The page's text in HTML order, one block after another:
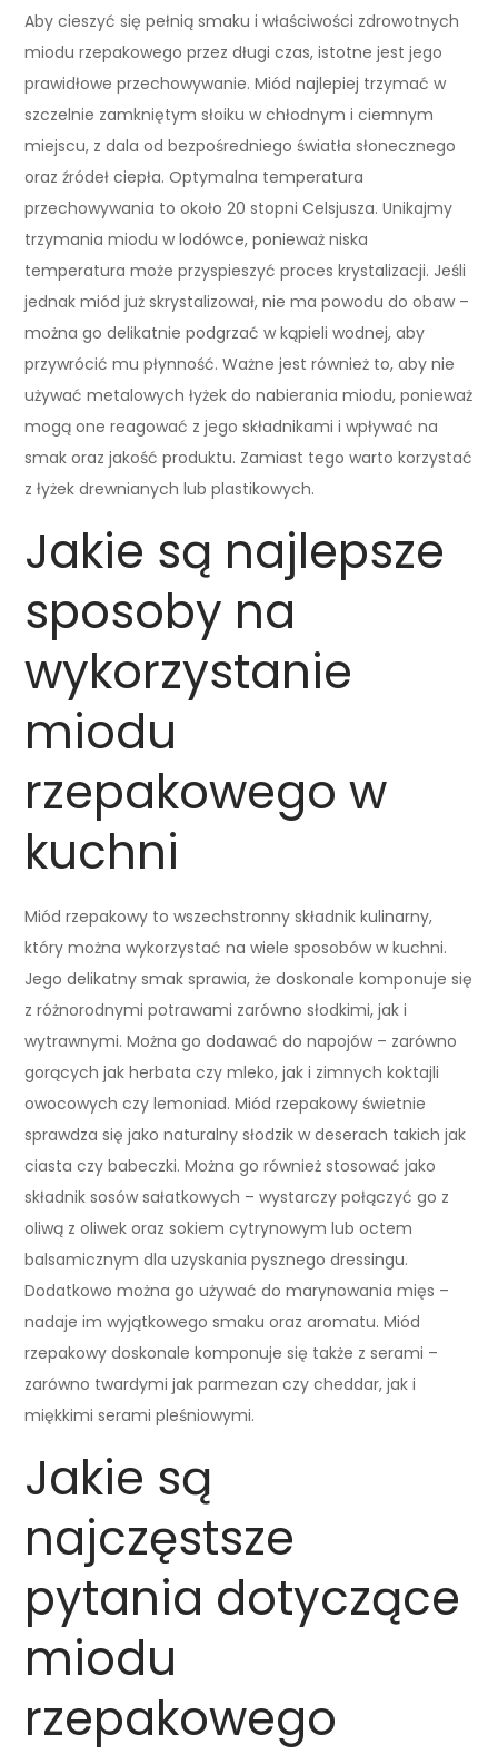
Aby cieszyć się pełnią smaku i właściwości zdrowotnych
miodu rzepakowego przez długi czas, istotne jest jego
prawidłowe przechowywanie. Miód najlepiej trzymać w
szczelnie zamkniętym słoiku w chłodnym i ciemnym
miejscu, z dala od bezpośredniego światła słonecznego
oraz źródeł ciepła. Optymalna temperatura
przechowywania to około 20 stopni Celsjusza. Unikajmy
trzymania miodu w lodówce, ponieważ niska
temperatura może przyspieszyć proces krystalizacji. Jeśli
jednak miód już skrystalizował, nie ma powodu do obaw –
można go delikatnie podgrzać w kąpieli wodnej, aby
przywrócić mu płynność. Ważne jest również to, aby nie
używać metalowych łyżek do nabierania miodu, ponieważ
mogą one reagować z jego składnikami i wpływać na
smak oraz jakość produktu. Zamiast tego warto korzystać
z łyżek drewnianych lub plastikowych.
Jakie są najlepsze
sposoby na
wykorzystanie
miodu
rzepakowego w
kuchni
Miód rzepakowy to wszechstronny składnik kulinarny,
który można wykorzystać na wiele sposobów w kuchni.
Jego delikatny smak sprawia, że doskonale komponuje się
z różnorodnymi potrawami zarówno słodkimi, jak i
wytrawnymi. Można go dodawać do napojów – zarówno
gorących jak herbata czy mleko, jak i zimnych koktajli
owocowych czy lemoniad. Miód rzepakowy świetnie
sprawdza się jako naturalny słodzik w deserach takich jak
ciasta czy babeczki. Można go również stosować jako
składnik sosów sałatkowych – wystarczy połączyć go z
oliwą z oliwek oraz sokiem cytrynowym lub octem
balsamicznym dla uzyskania pysznego dressingu.
Dodatkowo można go używać do marynowania mięs –
nadaje im wyjątkowego smaku oraz aromatu. Miód
rzepakowy doskonale komponuje się także z serami –
zarówno twardymi jak parmezan czy cheddar, jak i
miękkimi serami pleśniowymi.
Jakie są
najczęstsze
pytania dotyczące
miodu
rzepakowego